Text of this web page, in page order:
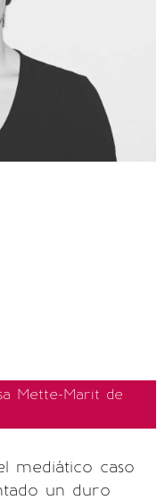
Mette-Marit de
mediático caso
un duro